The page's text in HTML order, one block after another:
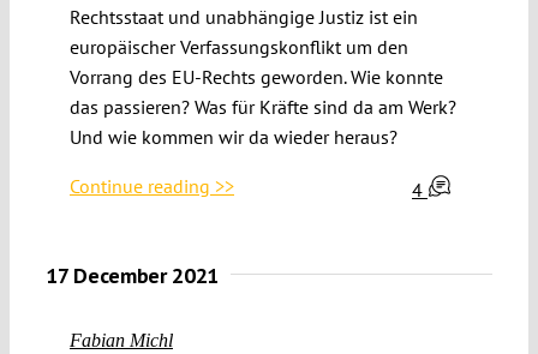
Rechtsstaat und unabhängige Justiz ist ein
europäischer Verfassungskonflikt um den
Vorrang des EU-Rechts geworden. Wie konnte
das passieren? Was für Kräfte sind da am Werk?
Und wie kommen wir da wieder heraus?
Continue reading >> 4
17 December 2021
Fabian Michl